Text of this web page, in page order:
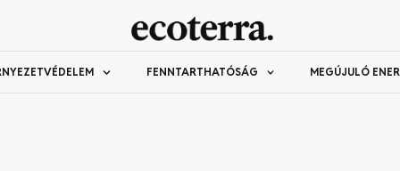
FENNTARTHATÓSÁG MEGÚJULÓ